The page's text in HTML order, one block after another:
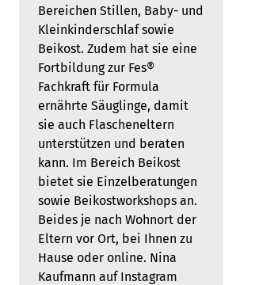
Bereichen Stillen, Baby- und
Kleinkinderschlaf sowie
Beikost. Zudem hat sie eine
Fortbildung zur Fes®
Fachkraft für Formula
ernährte Säuglinge, damit
sie auch Flascheneltern
unterstützen und beraten
kann. Im Bereich Beikost
bietet sie Einzelberatungen
sowie Beikostworkshops an.
Beides je nach Wohnort der
Eltern vor Ort, bei Ihnen zu
Hause oder online. Nina
Kaufmann auf Instagram